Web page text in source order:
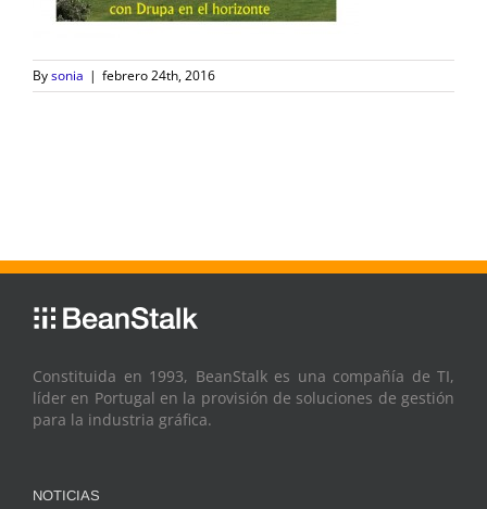
Bysonia | febrero 24th, 2016
Constituida en 1993, BeanStalk es una compañía de TI,
líder en Portugal en la provisión de soluciones de gestión
para la industria gráfica.
NOTICIAS